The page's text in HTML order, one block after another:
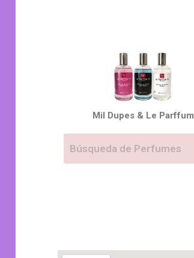
Mil Dupes & Le Parffum